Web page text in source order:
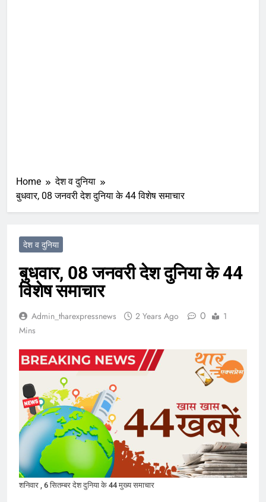
Home
देश व दुनिया
बुधवार, 08 जनवरी देश दुनिया के 44 विशेष समाचार
देश व दुनिया
बुधवार, 08 जनवरी देश दुनिया के 44
विशेष समाचार
Admin_tharexpressnews 2 Years Ago 0
1
Mins
शनिवार , 6 सितम्बर देश दुनिया के 44 मुख्य समाचार